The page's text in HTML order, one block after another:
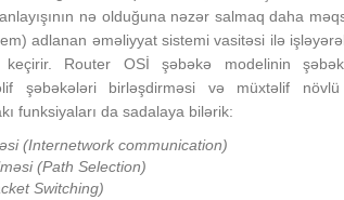
nə olduğuna nəzər salmaq daha
adlanan əməliyyat sistemi vasitəsi ilə
Router OSİ şəbəkə modelinin
şəbəkələri birləşdirməsi və müxtəlif
funksiyaları da sadalaya bilərik:
(Internetwork communication)
(Path Selection)
Switching)